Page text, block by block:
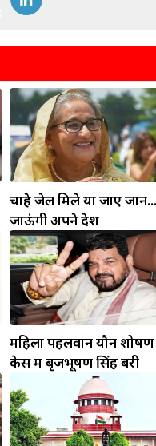
चाहे जेल मिले या जाए जान...
जाऊंगी अपने देश
महिला पहलवान यौन शोषण
केस में बृजभूषण सिंह बरी
कुंभ
धनलाभ के अवसरों में वृद्धि के
पर काम करते रहे।